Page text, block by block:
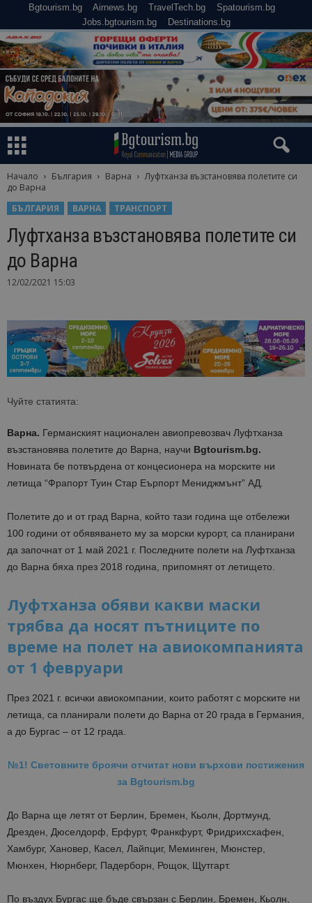
Bgtourism.bg Airnews.bg TravelTech.bg
Spatourism.bg
Jobs.bgtourism.bg
Destinations.bg
Начало България Варна
Луфтханза възстановява полетите си
до Варна
БЪЛГАРИЯ
ВАРНА ТРАНСПОРТ
Луфтханза възстановява полетите си
до Варна
12/02/2021 15:03
Чуйте статията:
Варна. Германският национален авиопревозвач Луфтханза
възстановява полетите до Варна, научи Bgtourism.bg.
Новината бе потвърдена от концесионера на морските ни
летища “Фрапорт Туин Стар Еърпорт Мениджмънт” АД.
Полетите до и от град Варна, който тази година ще отбележи
100 години от обявяването му за морски курорт, са планирани
да започнат от 1 май 2021 г. Последните полети на Луфтханза
до Варна бяха през 2018 година, припомнят от летището.
Луфтханза обяви какви маски
трябва да носят пътниците по
време на полет на авиокомпанията
от 1 февруари
През 2021 г. всички авиокомпании, които работят с морските ни
летища, са планирали полети до Варна от 20 града в Германия,
а до Бургас – от 12 града.
№1! Световните броячи отчитат нови върхови постижения
за Bgtourism.bg
До Варна ще летят от Берлин, Бремен, Кьолн, Дортмунд,
Дрезден, Дюселдорф, Ерфурт, Франкфурт, Фридрихсхафен,
Хамбург, Хановер, Касел, Лайпциг, Меминген, Мюнстер,
Мюнхен, Нюрнберг, Падерборн, Рощок, Щутгарт.
По въздух Бургас ще бъде свързан с Берлин, Бремен, Кьолн,